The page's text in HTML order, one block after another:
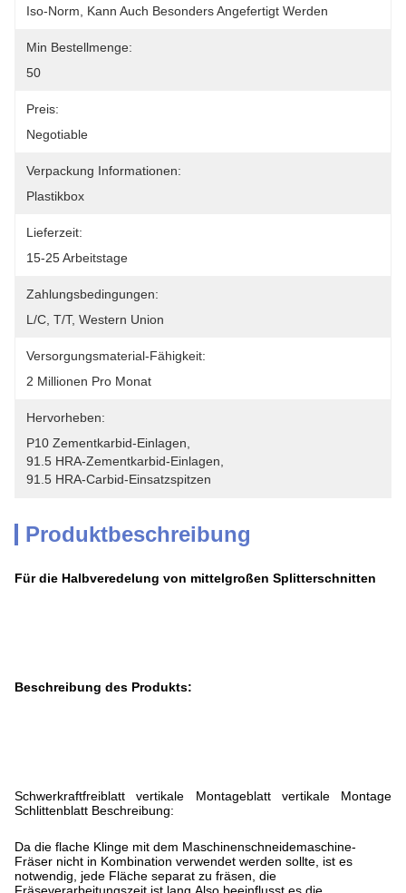
Iso-Norm, Kann Auch Besonders Angefertigt Werden
Min Bestellmenge:
50
Preis:
Negotiable
Verpackung Informationen:
Plastikbox
Lieferzeit:
15-25 Arbeitstage
Zahlungsbedingungen:
L/C, T/T, Western Union
Versorgungsmaterial-Fähigkeit:
2 Millionen Pro Monat
Hervorheben:
P10 Zementkarbid-Einlagen
91.5 HRA-Zementkarbid-Einlagen
91.5 HRA-Carbid-Einsatzspitzen
Produktbeschreibung
Für die Halbveredelung von mittelgroßen Splitterschnitten
Beschreibung des Produkts:
Schwerkraftfreiblatt vertikale Montageblatt vertikale Montage
Schlittenblatt Beschreibung:
Da die flache Klinge mit dem Maschinenschneidemaschine-
Fräser nicht in Kombination verwendet werden sollte, ist es
notwendig, jede Fläche separat zu fräsen, die